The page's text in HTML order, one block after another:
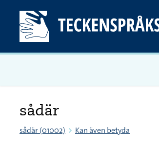
sådär
sådär (01002) Kan även betyda